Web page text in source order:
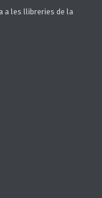
a les llibreries de la